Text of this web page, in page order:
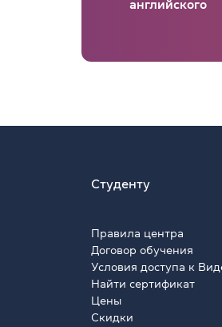
английского
Студенту
Правила центра
Договор обучения
Условия доступа к
Найти сертификат
Цены
Скидки